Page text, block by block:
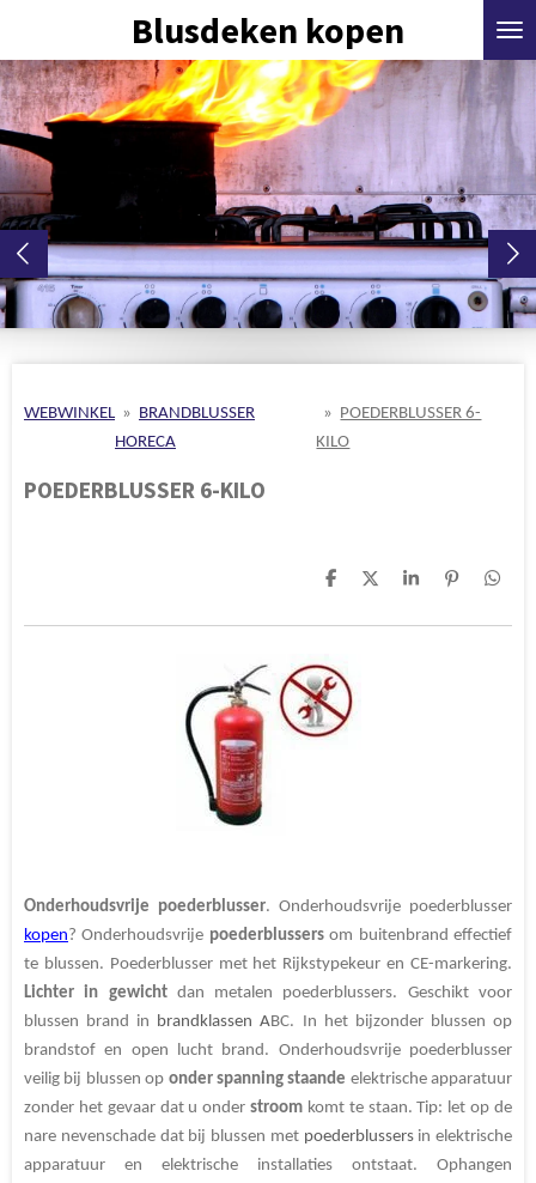
naar
de
hoofdinhoud
Blusdeken kopen
WEBWINKEL » BRANDBLUSSER
HORECA
» POEDERBLUSSER 6-
KILO
POEDERBLUSSER 6-KILO
D
D
S
P
D
Onderhoudsvrije poederblusser. Onderhoudsvrije poederblusser
kopen? Onderhoudsvrije poederblussersom buitenbrand effectief
te blussen. Poederblusser met het Rijkstypekeur en CE-markering.
Lichter in gewichtdan metalen poederblussers. Geschikt voor
blussen brand in brandklassen ABC. In het bijzonder blussen op
brandstof en open lucht brand. Onderhoudsvrije poederblusser
veilig bij blussen op onder spanning staande elektrische apparatuur
zonder het gevaar dat u onderstroom komt te staan. Tip: let op de
nare nevenschade dat bij blussen met poederblussers in elektrische
apparatuur en elektrische installaties ontstaat. Ophangen